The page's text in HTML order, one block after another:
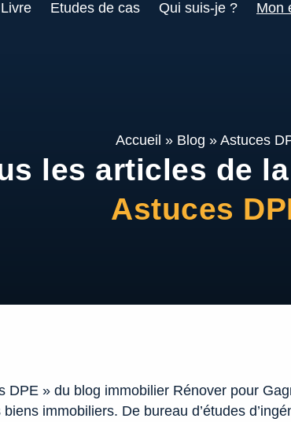
Livre Etudes de cas Qui suis-je ? Mon
Accueil » Blog » Astuces
les articles de
Astuces
DPE » du blog immobilier Rénover pour
immobiliers. De bureau d’études